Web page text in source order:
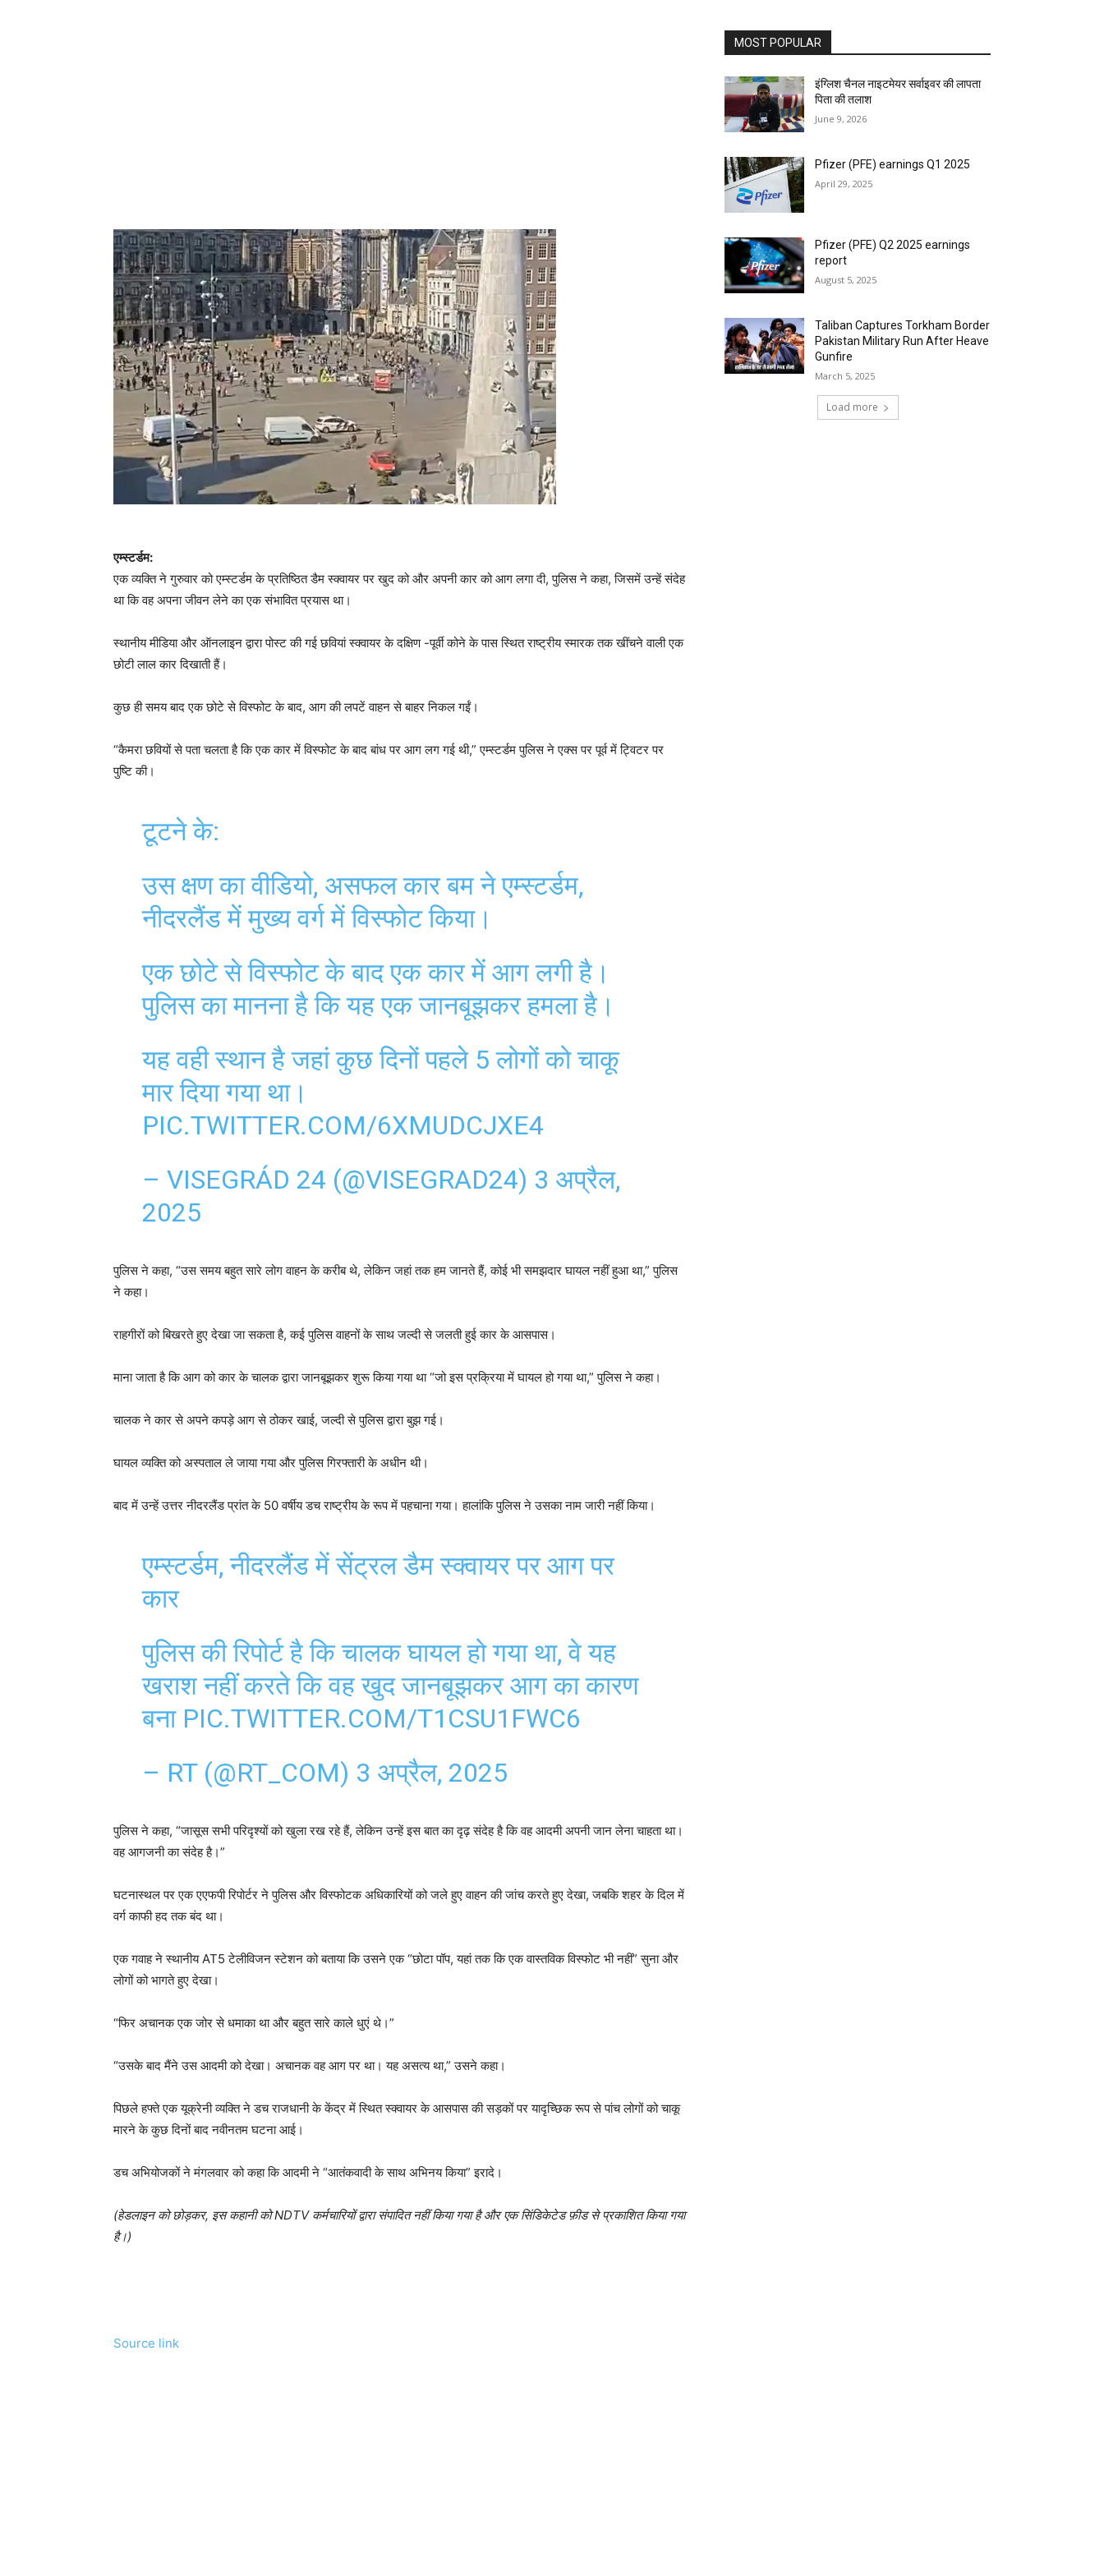
एम्स्टर्डम:
एक व्यक्ति ने गुरुवार को एम्स्टर्डम के प्रतिष्ठित डैम स्क्वायर पर खुद को और अपनी कार को आग लगा दी, पुलिस ने कहा, जिसमें उन्हें संदेह
था कि वह अपना जीवन लेने का एक संभावित प्रयास था।
स्थानीय मीडिया और ऑनलाइन द्वारा पोस्ट की गई छवियां स्क्वायर के दक्षिण -पूर्वी कोने के पास स्थित राष्ट्रीय स्मारक तक खींचने वाली एक
छोटी लाल कार दिखाती हैं।
कुछ ही समय बाद एक छोटे से विस्फोट के बाद, आग की लपटें वाहन से बाहर निकल गईं।
“कैमरा छवियों से पता चलता है कि एक कार में विस्फोट के बाद बांध पर आग लग गई थी,” एम्स्टर्डम पुलिस ने एक्स पर पूर्व में ट्विटर पर
पुष्टि की।
टूटने के:
उस क्षण का वीडियो, असफल कार बम ने एम्स्टर्डम,
नीदरलैंड में मुख्य वर्ग में विस्फोट किया।
एक छोटे से विस्फोट के बाद एक कार में आग लगी है।
पुलिस का मानना ​​है कि यह एक जानबूझकर हमला है।
यह वही स्थान है जहां कुछ दिनों पहले 5 लोगों को चाकू
मार दिया गया था।
PIC.TWITTER.COM/6XMUDCJXE4
– VISEGRÁD 24 (@VISEGRAD24) 3 अप्रैल,
2025
पुलिस ने कहा, “उस समय बहुत सारे लोग वाहन के करीब थे, लेकिन जहां तक ​​हम जानते हैं, कोई भी समझदार घायल नहीं हुआ था,” पुलिस
ने कहा।
राहगीरों को बिखरते हुए देखा जा सकता है, कई पुलिस वाहनों के साथ जल्दी से जलती हुई कार के आसपास।
माना जाता है कि आग को कार के चालक द्वारा जानबूझकर शुरू किया गया था “जो इस प्रक्रिया में घायल हो गया था,” पुलिस ने कहा।
चालक ने कार से अपने कपड़े आग से ठोकर खाई, जल्दी से पुलिस द्वारा बुझ गई।
घायल व्यक्ति को अस्पताल ले जाया गया और पुलिस गिरफ्तारी के अधीन थी।
बाद में उन्हें उत्तर नीदरलैंड प्रांत के 50 वर्षीय डच राष्ट्रीय के रूप में पहचाना गया। हालांकि पुलिस ने उसका नाम जारी नहीं किया।
एम्स्टर्डम, नीदरलैंड में सेंट्रल डैम स्क्वायर पर आग पर
कार
पुलिस की रिपोर्ट है कि चालक घायल हो गया था, वे यह
खराश नहीं करते कि वह खुद जानबूझकर आग का कारण
बना PIC.TWITTER.COM/T1CSU1FWC6
– RT (@RT_COM) 3 अप्रैल, 2025
पुलिस ने कहा, “जासूस सभी परिदृश्यों को खुला रख रहे हैं, लेकिन उन्हें इस बात का दृढ़ संदेह है कि वह आदमी अपनी जान लेना चाहता था।
वह आगजनी का संदेह है।”
घटनास्थल पर एक एएफपी रिपोर्टर ने पुलिस और विस्फोटक अधिकारियों को जले हुए वाहन की जांच करते हुए देखा, जबकि शहर के दिल में
वर्ग काफी हद तक बंद था।
एक गवाह ने स्थानीय AT5 टेलीविजन स्टेशन को बताया कि उसने एक “छोटा पॉप, यहां तक ​​कि एक वास्तविक विस्फोट भी नहीं” सुना और
लोगों को भागते हुए देखा।
“फिर अचानक एक जोर से धमाका था और बहुत सारे काले धुएं थे।”
“उसके बाद मैंने उस आदमी को देखा। अचानक वह आग पर था। यह असत्य था,” उसने कहा।
पिछले हफ्ते एक यूक्रेनी व्यक्ति ने डच राजधानी के केंद्र में स्थित स्क्वायर के आसपास की सड़कों पर यादृच्छिक रूप से पांच लोगों को चाकू
मारने के कुछ दिनों बाद नवीनतम घटना आई।
डच अभियोजकों ने मंगलवार को कहा कि आदमी ने “आतंकवादी के साथ अभिनय किया” इरादे।
(हेडलाइन को छोड़कर, इस कहानी को NDTV कर्मचारियों द्वारा संपादित नहीं किया गया है और एक सिंडिकेटेड फ़ीड से प्रकाशित किया गया
है।)
Source link
MOST POPULAR
इंग्लिश चैनल नाइटमेयर सर्वाइवर की लापता
पिता की तलाश
June 9, 2026
Pfizer (PFE) earnings Q1 2025
April 29, 2025
Pfizer (PFE) Q2 2025 earnings
report
August 5, 2025
Taliban Captures Torkham Border
Pakistan Military Run After Heave
Gunfire
March 5, 2025
Load more